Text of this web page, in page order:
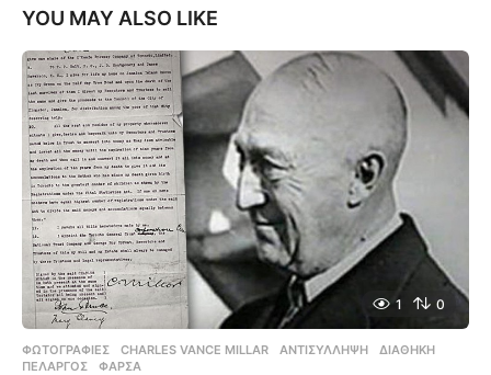
YOU MAY ALSO LIKE
1 0
ΦΩΤΟΓΡΑΦΊΕΣ CHARLES VANCE MILLAR ,ΑΝΤΙΣΎΛΛΗΨΗ ,ΔΙΑΘΉΚΗ
ΠΕΛΑΡΓΌΣ
,ΦΆΡΣΑ